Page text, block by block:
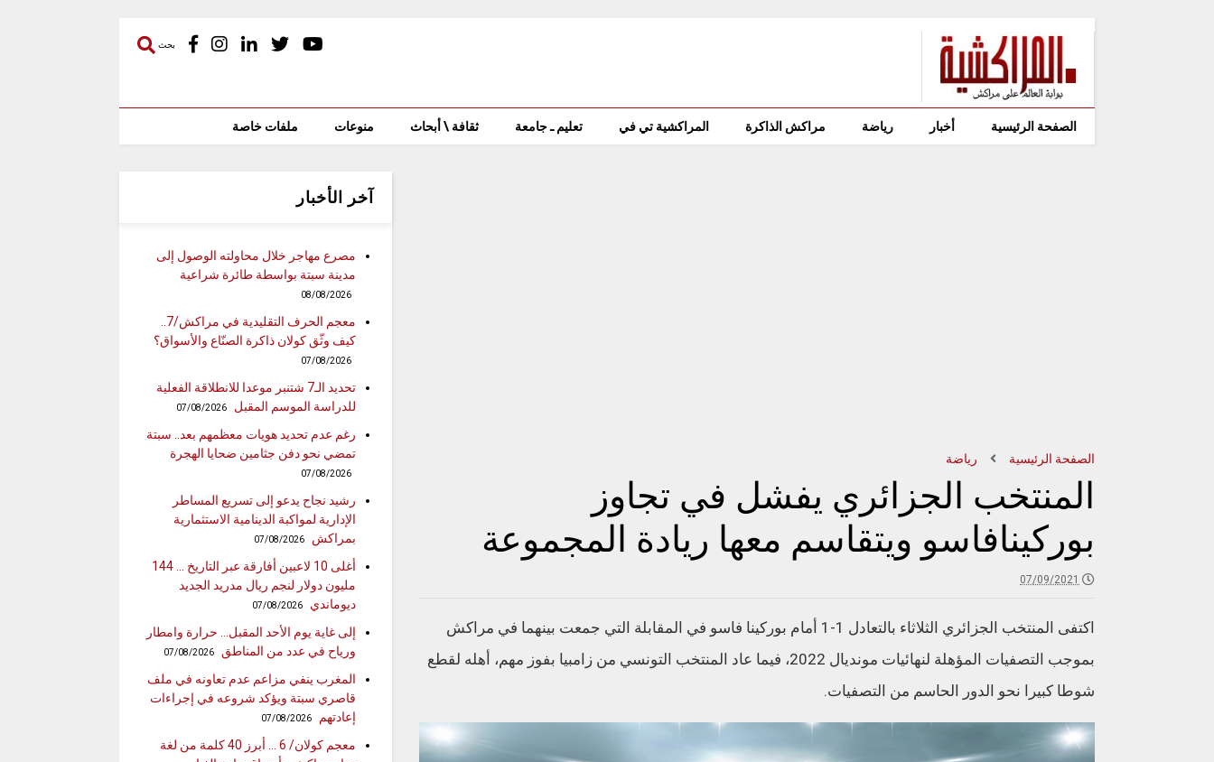
بحث
الصفحة الرئيسية أخبار رياضة مراكش الذاكرة المراكشية تي في تعليم ـ جامعة ثقافة \ أبحاث منوعات ملفات خاصة
الصفحة الرئيسية رياضة
المنتخب الجزائري يفشل في تجاوز
بوركينافاسو ويتقاسم معها ريادة المجموعة
07/09/2021
اكتفى المنتخب الجزائري الثلاثاء بالتعادل 1-1 أمام بوركينا فاسو في المقابلة التي جمعت بينهما في مراكش
بموجب التصفيات المؤهلة لنهائيات مونديال 2022، فيما عاد المنتخب التونسي من زامبيا بفوز مهم، أهله لقطع
شوطا كبيرا نحو الدور الحاسم من التصفيات.
آخر الأخبار
مصرع مهاجر خلال محاولته الوصول إلى
مدينة سبتة بواسطة طائرة شراعية
08/08/2026
معجم الحرف التقليدية في مراكش/7..
كيف وثّق كولان ذاكرة الصنّاع والأسواق؟
07/08/2026
تحديد الـ7 شتنبر موعدا للانطلاقة الفعلية
للدراسة الموسم المقبل
07/08/2026
رغم عدم تحديد هويات معظمهم بعد.. سبتة
تمضي نحو دفن جثامين ضحايا الهجرة
07/08/2026
رشيد نجاح يدعو إلى تسريع المساطر
الإدارية لمواكبة الدينامية الاستثمارية
بمراكش
07/08/2026
أغلى 10 لاعبين أفارقة عبر التاريخ … 144
مليون دولار لنجم ريال مدريد الجديد
ديوماندي
07/08/2026
إلى غاية يوم الأحد المقبل… حرارة وامطار
ورياح في عدد من المناطق
07/08/2026
المغرب ينفي مزاعم عدم تعاونه في ملف
قاصري سبتة ويؤكد شروعه في إجراءات
إعادتهم
07/08/2026
معجم كولان/ 6 … أبرز 40 كلمة من لغة